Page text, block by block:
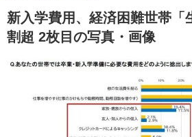
新入学費用、経済困難世帯「
割超 2枚目の写真・画像